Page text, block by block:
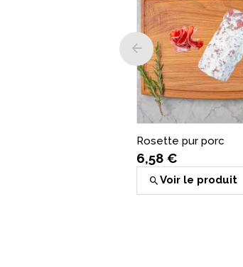
Jambon carré
5,00 €
(1)
Voir le produit
Rosette pur porc
6,58 €
Voir le produit